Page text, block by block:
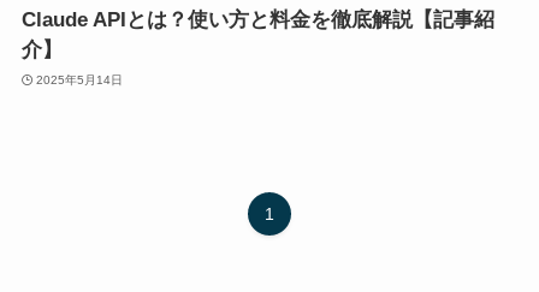
Claude APIとは？使い方と料金を徹底解説【記事紹
介】
2025年5月14日
1